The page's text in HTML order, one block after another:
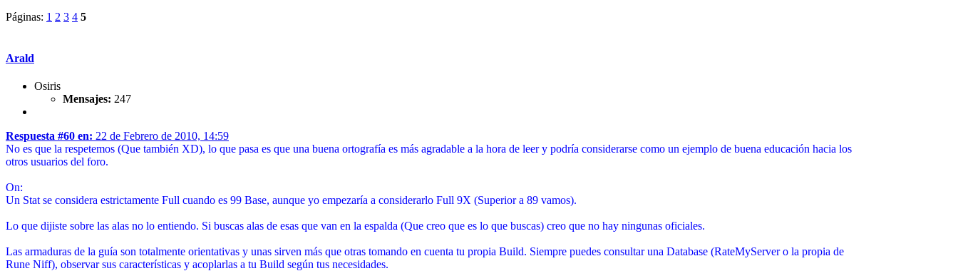
Páginas: 1 2 3 4 5
Arald
Osiris
Mensajes: 247
Respuesta #60 en: 22 de Febrero de 2010, 14:59
No es que la respetemos (Que también XD), lo que pasa es que una buena ortografía es más agradable a la hora de leer y podría considerarse como un ejemplo de buena educación hacia los
otros usuarios del foro.
On:
Un Stat se considera estrictamente Full cuando es 99 Base, aunque yo empezaría a considerarlo Full 9X (Superior a 89 vamos).
Lo que dijiste sobre las alas no lo entiendo. Si buscas alas de esas que van en la espalda (Que creo que es lo que buscas) creo que no hay ningunas oficiales.
Las armaduras de la guía son totalmente orientativas y unas sirven más que otras tomando en cuenta tu propia Build. Siempre puedes consultar una Database (RateMyServer o la propia de
Rune Niff), observar sus características y acoplarlas a tu Build según tus necesidades.